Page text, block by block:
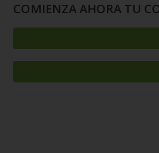
COMIENZA AHORA TU